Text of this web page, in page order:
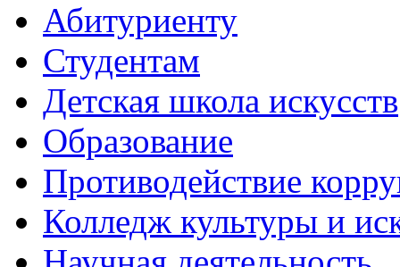
Абитуриенту
Студентам
Детская школа искусств
Образование
Противодействие
Колледж культуры и